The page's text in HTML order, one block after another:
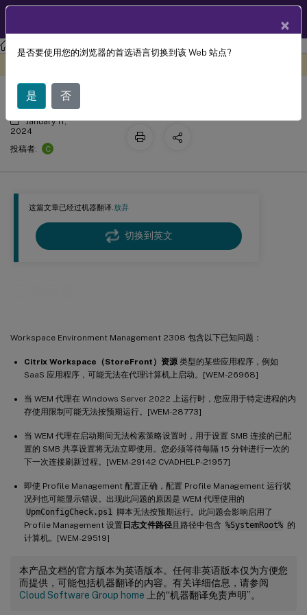
工作区环境管理 Workspace Environment Management 2308
这篇文章已经过机器翻译.放弃
切换到英文
Workspace Environment Management 2308 包含以下已知问题：
Citrix Workspace（StoreFront）资源 类型的某些应用程序，例如
SaaS 应用程序，可能无法在代理计算机上启动。[WEM-26968]
当 WEM 代理在 Windows Server 2022 上运行时，您应用于特定进程的内
存使用限制可能无法按预期运行。[WEM-28773]
当 WEM 代理在启动期间无法检索策略设置时，用于设置 SMB 连接的已配
置的 SMB 共享设置将无法立即使用。您必须等待每隔 15 分钟进行一次的
下一次连接刷新过程。[WEM-29142 CVADHELP-21957]
即使 Profile Management 配置正确，配置 Profile Management 运行状
况列也可能显示错误。出现此问题的原因是 WEM 代理使用的
UpmConfigCheck.ps1
脚本无法按预期运行。此问题会影响启用了
Profile Management 设置 日志文件路径且路径中包含 %SystemRoot% 的
计算机。[WEM-29519]
本产品文档的官方版本为英语版本。任何非英语版本仅为方便您
而提供，可能包括机器翻译的内容。有关详细信息，请参阅
Cloud Software Group home 上的“机器翻译免责声明”。
已知问题
January 11,
2024
投稿者:
C
×
是否要使用您的浏览器的首选语言切换到该 Web 站点?
是 否